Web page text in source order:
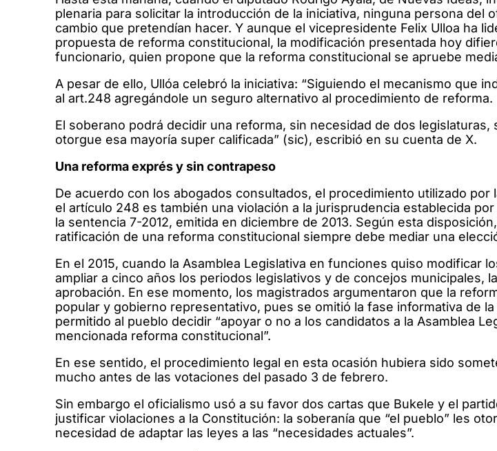
plenaria para solicitar la introducción de la iniciativa, ninguna persona del
cambio que pretendían hacer. Y aunque el vicepresidente Felix Ulloa ha
propuesta de reforma constitucional, la modificación presentada hoy
funcionario, quien propone que la reforma constitucional se apruebe
A pesar de ello, Ullóa celebró la iniciativa: “Siguiendo el mecanismo que
al art.248 agregándole un seguro alternativo al procedimiento de reforma.
El soberano podrá decidir una reforma, sin necesidad de dos
otorgue esa mayoría super calificada” (sic), escribió en su cuenta de X.
Una reforma exprés y sin contrapeso
De acuerdo con los abogados consultados, el procedimiento utilizado por
el artículo 248 es también una violación a la jurisprudencia establecida
la sentencia 7-2012, emitida en diciembre de 2013. Según esta
ratificación de una reforma constitucional siempre debe mediar una
En el 2015, cuando la Asamblea Legislativa en funciones quiso modificar
ampliar a cinco años los periodos legislativos y de concejos municipales,
aprobación. En ese momento, los magistrados argumentaron que la
popular y gobierno representativo, pues se omitió la fase informativa de
permitido al pueblo decidir “apoyar o no a los candidatos a la Asamblea
mencionada reforma constitucional”.
En ese sentido, el procedimiento legal en esta ocasión hubiera sido
mucho antes de las votaciones del pasado 3 de febrero.
Sin embargo el oficialismo usó a su favor dos cartas que Bukele y el
justificar violaciones a la Constitución: la soberanía que “el pueblo” les
necesidad de adaptar las leyes a las “necesidades actuales”.